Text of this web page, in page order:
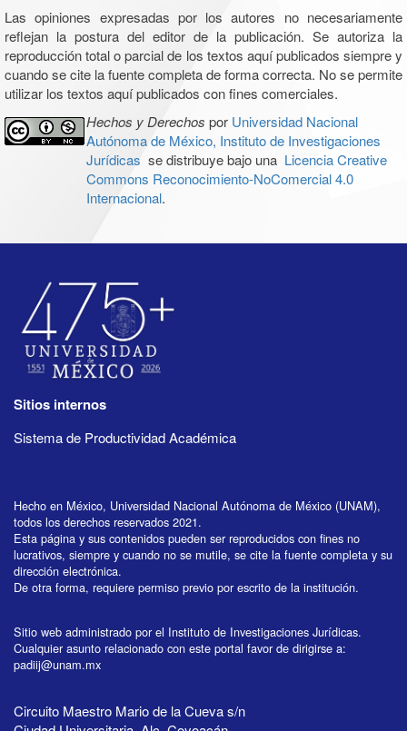
Las opiniones expresadas por los autores no necesariamente
reflejan la postura del editor de la publicación. Se autoriza la
reproducción total o parcial de los textos aquí publicados siempre y
cuando se cite la fuente completa de forma correcta. No se permite
utilizar los textos aquí publicados con fines comerciales.
Hechos y Derechos por Universidad Nacional
Autónoma de México, Instituto de Investigaciones
Jurídicas se distribuye bajo una Licencia Creative
Commons Reconocimiento-NoComercial 4.0
Internacional.
Sitios internos
Sistema de Productividad Académica
Hecho en México, Universidad Nacional Autónoma de México (UNAM),
todos los derechos reservados 2021.
Esta página y sus contenidos pueden ser reproducidos con fines no
lucrativos, siempre y cuando no se mutile, se cite la fuente completa y su
dirección electrónica.
De otra forma, requiere permiso previo por escrito de la institución.
Sitio web administrado por el Instituto de Investigaciones Jurídicas.
Cualquier asunto relacionado con este portal favor de dirigirse a:
padiij@unam.mx
Circuito Maestro Mario de la Cueva s/n